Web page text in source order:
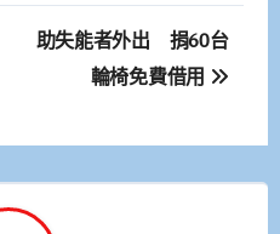
助失能者外出 捐60台
輪椅免費借用